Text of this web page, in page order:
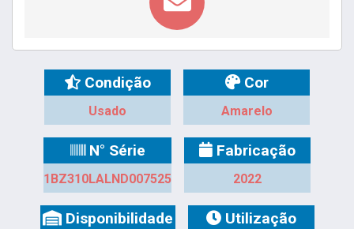
Condição
Usado
Cor
Amarelo
N° Série
1BZ310LALND007525
Fabricação
2022
Disponibilidade Utilização